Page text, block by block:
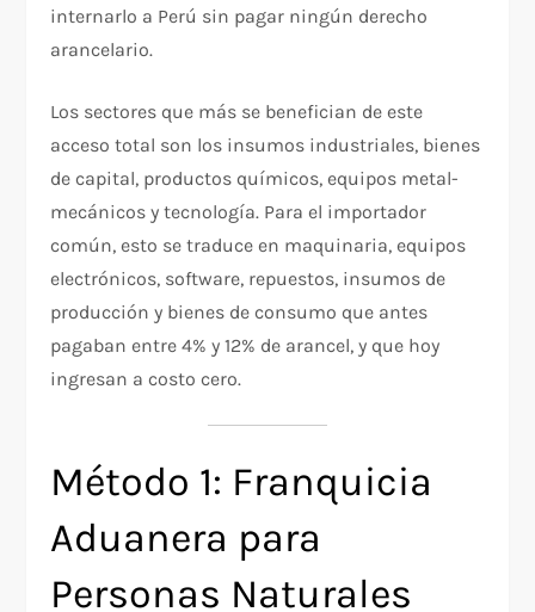
internarlo a Perú sin pagar ningún derecho
arancelario.
Los sectores que más se benefician de este
acceso total son los insumos industriales, bienes
de capital, productos químicos, equipos metal-
mecánicos y tecnología. Para el importador
común, esto se traduce en maquinaria, equipos
electrónicos, software, repuestos, insumos de
producción y bienes de consumo que antes
pagaban entre 4% y 12% de arancel, y que hoy
ingresan a costo cero.
Método 1: Franquicia
Aduanera para
Personas Naturales